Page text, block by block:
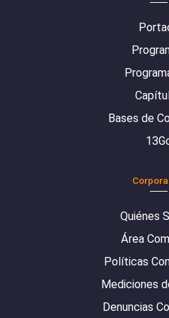
Bases de
Quiénes
Área
Políticas
Mediciones
Denuncias